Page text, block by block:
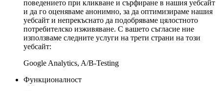
поведението при кликване и сърфиране в нашия уебсайт
и да го оценяваме анонимно, за да оптимизираме нашия
уебсайт и непрекъснато да подобряваме цялостното
потребителско изживяване. С вашето съгласие ние
използваме следните услуги на трети страни на този
уебсайт:
Google Analytics, A/B-Testing
Функционалност